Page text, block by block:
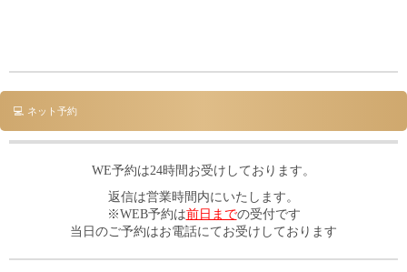
💻 ネット予約
WE予約は24時間お受けしております。
返信は営業時間内にいたします。
※WEB予約は前日までの受付です
当日のご予約はお電話にてお受けしております